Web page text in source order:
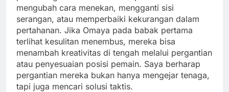
mengubah cara menekan, mengganti sisi
serangan, atau memperbaiki kekurangan dalam
pertahanan. Jika Omaya pada babak pertama
terlihat kesulitan menembus, mereka bisa
menambah kreativitas di tengah melalui pergantian
atau penyesuaian posisi pemain. Saya berharap
pergantian mereka bukan hanya mengejar tenaga,
tapi juga mencari solusi taktis.